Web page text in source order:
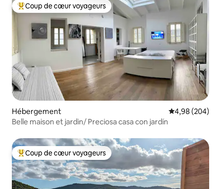
Coups de cœur voyageurs les plus appréciés
Coup de cœur voyageurs
Hébergement Évaluation
4,98 (204)
Belle maison et jardin/ Preciosa casa con jardín
Coups de cœur voyageurs les plus appréciés
Coup de cœur voyageurs